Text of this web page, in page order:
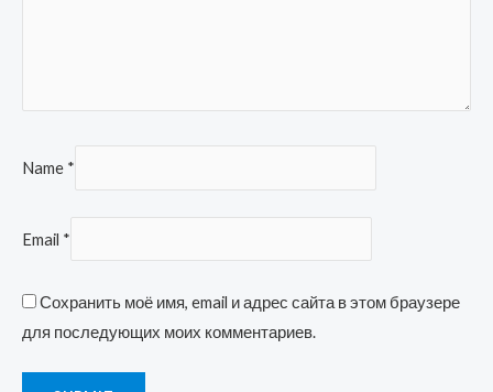
Name *
Email *
Сохранить моё имя, email и адрес сайта в этом браузере
для последующих моих комментариев.